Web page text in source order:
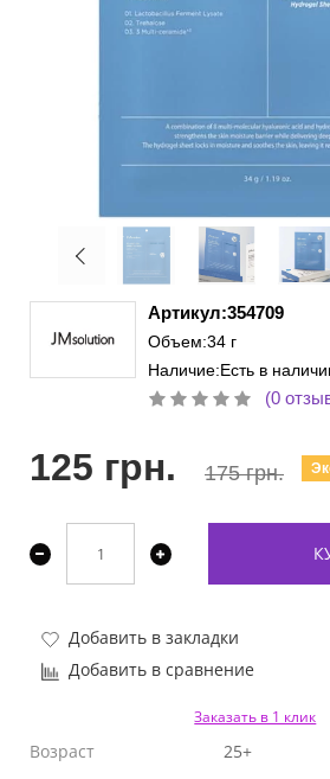
Артикул:354709
Объем:34 г
Наличие:Есть в
(0
125 грн. 175 грн.
Добавить в закладки
Добавить в сравнение
Заказать в 1 клик
Возраст
25+